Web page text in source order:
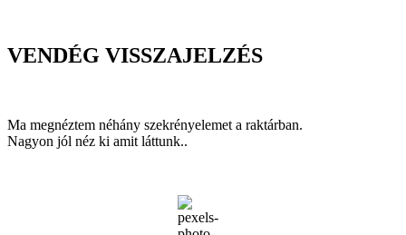
VENDÉG VISSZAJELZÉS
Ma megnéztem néhány szekrényelemet a raktárban.
Nagyon jól néz ki amit láttunk..